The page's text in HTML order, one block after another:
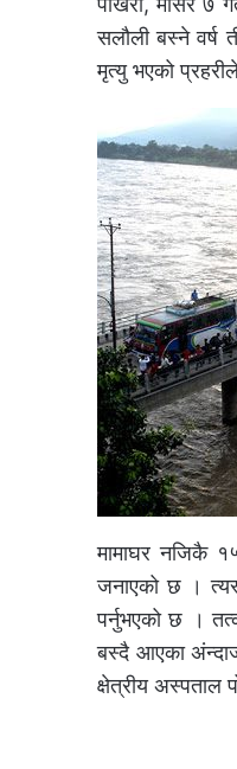
सलौली बस्ने वर्ष
मृत्यु भएको
मामाघर नजिकै
जनाएको छ ।
पर्नुभएको छ ।
बस्दै आएका
क्षेत्रीय अस्पताल